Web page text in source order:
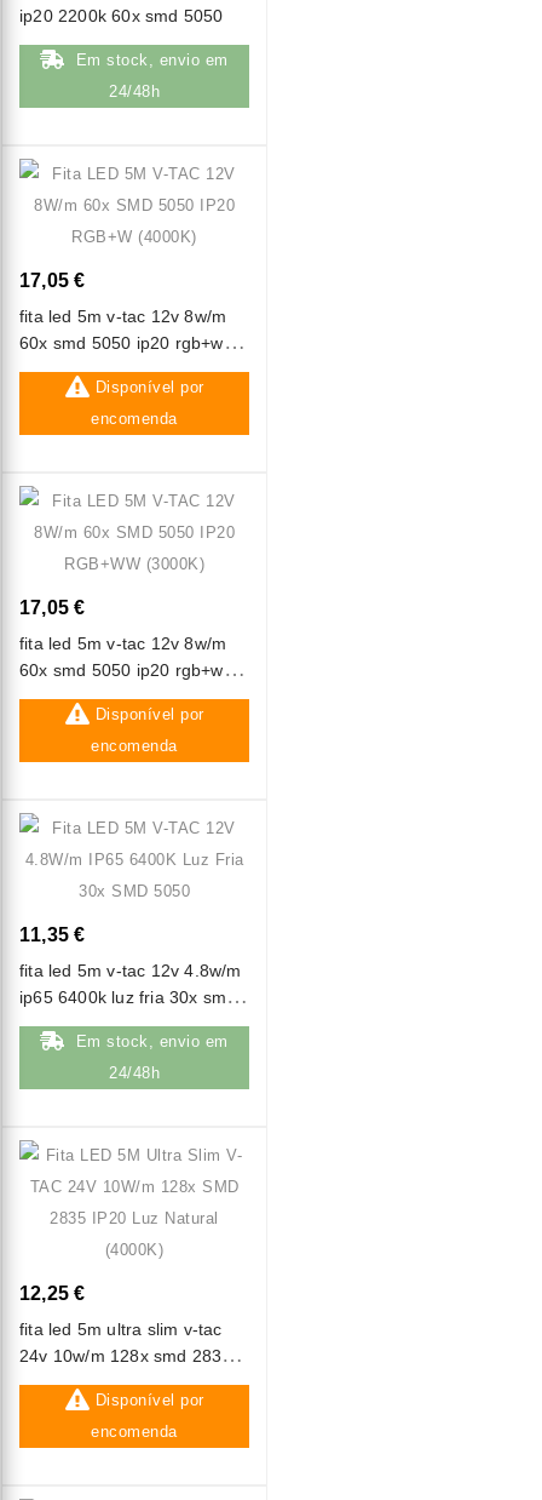
ip20 2200k 60x smd 5050
Em stock, envio em
24/48h
17,05 €
fita led 5m v-tac 12v 8w/m
60x smd 5050 ip20 rgb+w
(4000k)
Disponível por
encomenda
17,05 €
fita led 5m v-tac 12v 8w/m
60x smd 5050 ip20 rgb+ww
(3000k)
Disponível por
encomenda
11,35 €
fita led 5m v-tac 12v 4.8w/m
ip65 6400k luz fria 30x smd
5050
Em stock, envio em
24/48h
12,25 €
fita led 5m ultra slim v-tac
24v 10w/m 128x smd 2835
ip20 luz natural (4000k)
Disponível por
encomenda